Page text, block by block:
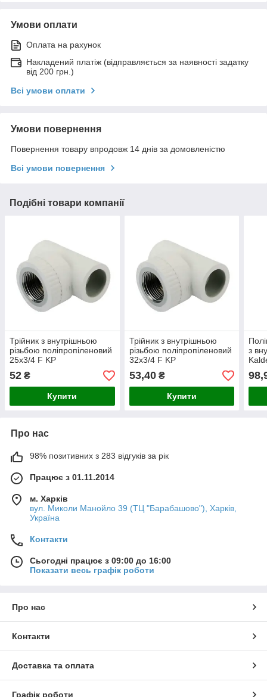
Умови оплати
Оплата на рахунок
Накладений платіж (відправляється за наявності задатку
від 200 грн.)
Всі умови оплати
Умови повернення
Повернення товару впродовж 14 днів за домовленістю
Всі умови повернення
Подібні товари компанії
Трійник з внутрішньою
різьбою поліпропіленовий
25x3/4 F KP
52 ₴
Купити
Трійник з внутрішньою
різьбою поліпропіленовий
32x3/4 F KP
53,40₴
Купити
з
Про нас
98% позитивних з 283 відгуків за рік
Працює з 01.11.2014
м. Харків
вул. Миколи Манойло 39 (ТЦ "Барабашово"), Харків,
Україна
Контакти
Сьогодні працює з 09:00 до 16:00
Показати весь графік роботи
Про нас
Контакти
Доставка та оплата
Графік роботи